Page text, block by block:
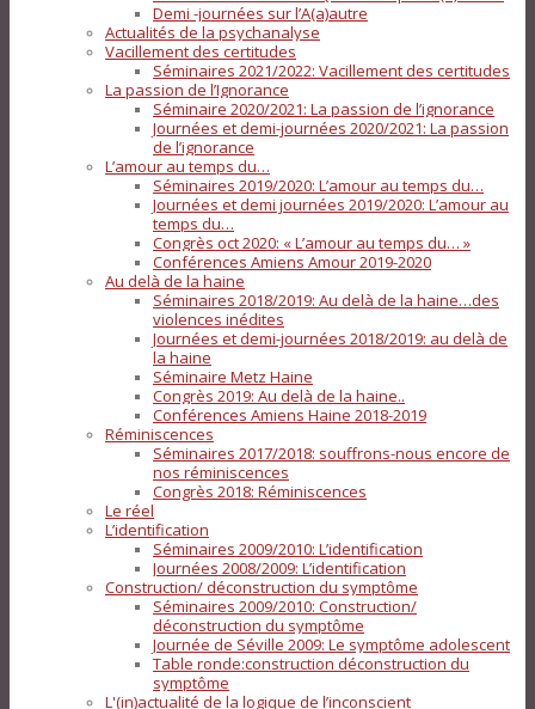
Demi -journées sur l’A(a)autre
Actualités de la psychanalyse
Vacillement des certitudes
Séminaires 2021/2022: Vacillement des certitudes
La passion de l’Ignorance
Séminaire 2020/2021: La passion de l’ignorance
Journées et demi-journées 2020/2021: La passion
de l’ignorance
L’amour au temps du…
Séminaires 2019/2020: L’amour au temps du…
Journées et demi journées 2019/2020: L’amour au
temps du…
Congrès oct 2020: « L’amour au temps du… »
Conférences Amiens Amour 2019-2020
Au delà de la haine
Séminaires 2018/2019: Au delà de la haine…des
violences inédites
Journées et demi-journées 2018/2019: au delà de
la haine
Séminaire Metz Haine
Congrès 2019: Au delà de la haine..
Conférences Amiens Haine 2018-2019
Réminiscences
Séminaires 2017/2018: souffrons-nous encore de
nos réminiscences
Congrès 2018: Réminiscences
Le réel
L’identification
Séminaires 2009/2010: L’identification
Journées 2008/2009: L’identification
Construction/ déconstruction du symptôme
Séminaires 2009/2010: Construction/
déconstruction du symptôme
Journée de Séville 2009: Le symptôme adolescent
Table ronde:construction déconstruction du
symptôme
L'(in)actualité de la logique de l’inconscient